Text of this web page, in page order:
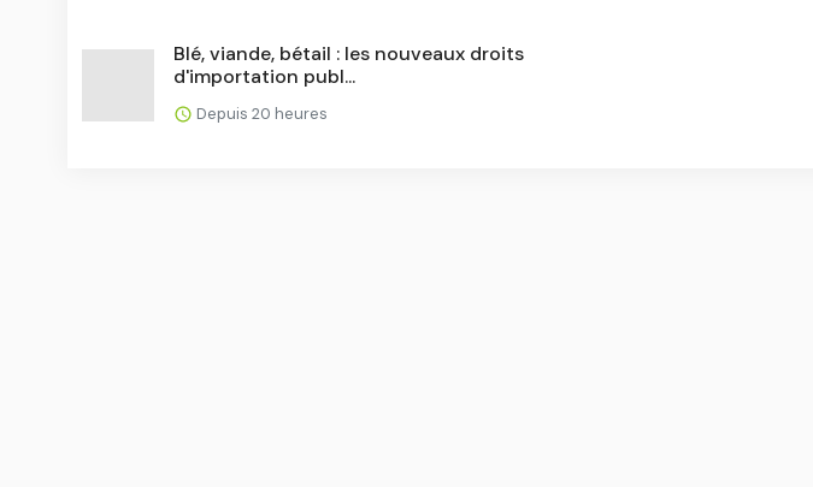
Blé, viande, bétail : les nouveaux droits
d'importation publ...
Depuis 20 heures